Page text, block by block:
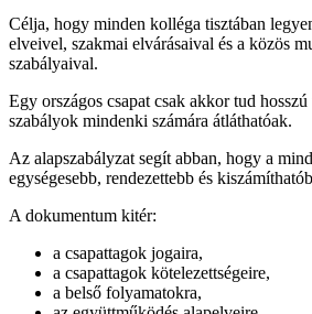
Célja, hogy minden kolléga tisztában
elveivel, szakmai elvárásaival és a közös
szabályaival.
Egy országos csapat csak akkor tud
szabályok mindenki számára átláthatóak.
Az alapszabályzat segít abban, hogy a
egységesebb, rendezettebb és
A dokumentum kitér:
a csapattagok jogaira,
a csapattagok kötelezettségeire,
a belső folyamatokra,